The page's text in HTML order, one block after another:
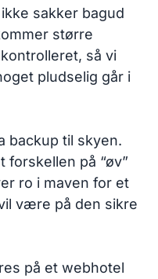
sakker bagud
større
så vi
pludselig går i
backup til skyen.
forskellen på “øv”
ro i maven for et
være på den sikre
på et webhotel